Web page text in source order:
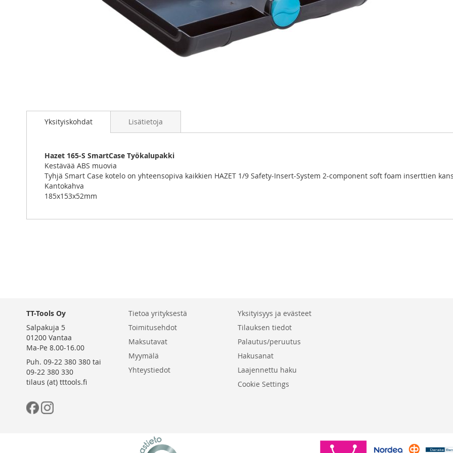
to
images
gallery
Yksityiskohdat
Hazet 165-S SmartCase Työkalupakki
Kestävää ABS muovia
Tyhjä Smart Case kotelo on yhteensopiva kaikkien HAZET 1/9 Safety-Insert-System 2-component soft foam inserttien
Kantokahva
185x153x52mm
Lisätietoja
TT-Tools Oy
Salpakuja 5
01200 Vantaa
Ma-Pe 8.00-16.00
Puh. 09-22 380 380 tai
09-22 380 330
tilaus (at) tttools.fi
Tietoa yrityksestä
Toimitusehdot
Maksutavat
Myymälä
Yhteystiedot
Yksityisyys ja evästeet
Tilauksen tiedot
Palautus/peruutus
Hakusanat
Laajennettu haku
Cookie Settings